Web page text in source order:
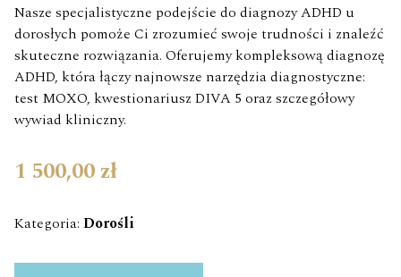
Nasze specjalistyczne podejście do diagnozy ADHD u
dorosłych pomoże Ci zrozumieć swoje trudności i znaleźć
skuteczne rozwiązania. Oferujemy kompleksową diagnozę
ADHD, która łączy najnowsze narzędzia diagnostyczne:
test MOXO, kwestionariusz DIVA 5 oraz szczegółowy
wywiad kliniczny.
1 500,00 zł
Kategoria: Dorośli